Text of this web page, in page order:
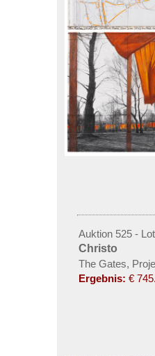
Auktion 525 -
Christo
The Gates,
Ergebnis: €